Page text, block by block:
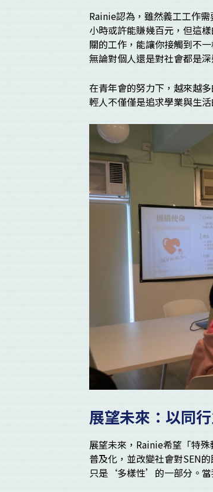
Rainie認為，雖然義工工作
小時或許能賺幾百元，但這
關的工作，能讓你接觸到不
無論對個人還是對社會都是
在青年會的努力下，越來越
輕人不僅僅是追求學業與生
展望未來：以同
展望未來，Rainie希望「特
普及化，並改變社會對SEN
只是‘多樣性’的一部分。當